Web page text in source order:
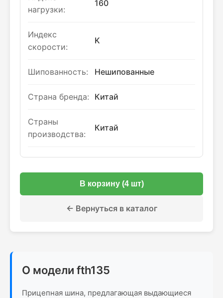
нагрузки:
160
Индекс
скорости:
K
Шипованность: Нешипованные
Страна бренда: Китай
Страны
производства:
Китай
В корзину (4 шт)
← Вернуться в каталог
О модели fth135
Прицепная шина, предлагающая выдающиеся